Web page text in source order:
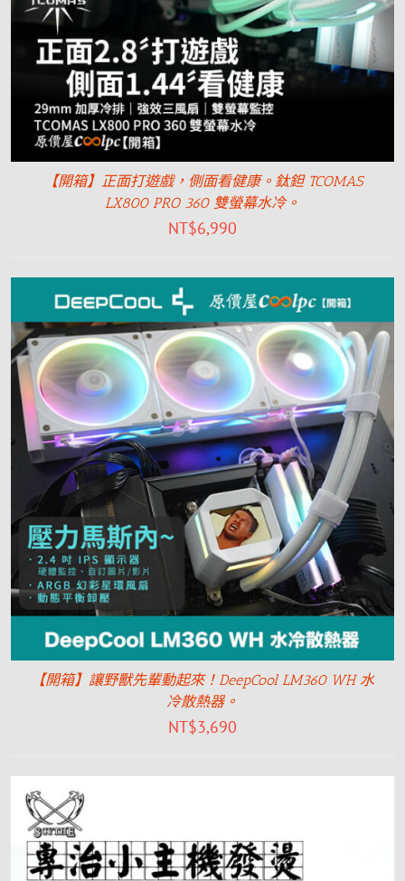
【開箱】正面打遊戲，側面看健康。鈦鉭 TCOMAS
LX800 PRO 360 雙螢幕水冷。
NT$6,990
【開箱】讓野獸先輩動起來！DeepCool LM360 WH 水
冷散熱器。
NT$3,690